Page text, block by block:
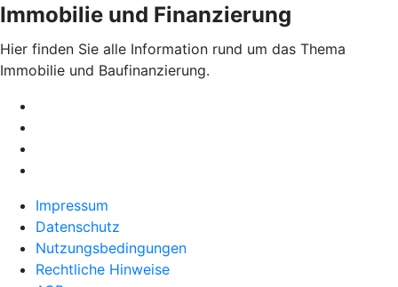
Immobilie und Finanzierung
Hier finden Sie alle Information rund um das Thema
Immobilie und Baufinanzierung.
Impressum
Datenschutz
Nutzungsbedingungen
Rechtliche Hinweise